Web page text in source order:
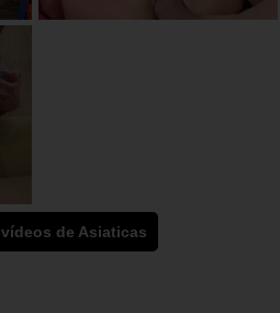
de Asiaticas